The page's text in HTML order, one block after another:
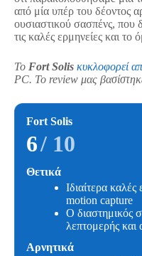
από μία υπέρ του δέοντος
ουσιαστικού σασπένς, που
τις καλές ερμηνείες και το
Το Fort Solis κυκλοφορεί
PC. Το review μας
Fort Solis
6/ 10
Θετικά
Ιδιαίτερα καλές
motion capture
Ο διαστημικός
λεπτομερής και
Αρνητικά